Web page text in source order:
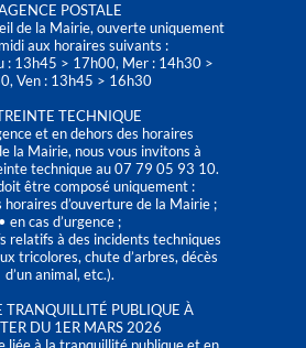
POSTALE
de la Mairie, ouverte uniquement
aux horaires suivants :
: 13h45 > 17h00, Mer : 14h30 >
Ven : 13h45 > 16h30
TECHNIQUE
et en dehors des horaires
la Mairie, nous vous invitons à
technique au 07 79 05 93 10.
être composé uniquement :
horaires d’ouverture de la Mairie ;
• en cas d’urgence ;
relatifs à des incidents techniques
tricolores, chute d’arbres, décès
d’un animal, etc.).
TRANQUILLITÉ PUBLIQUE À
DU 1ER MARS 2026